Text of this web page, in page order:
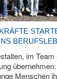
im
Menschen